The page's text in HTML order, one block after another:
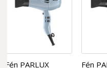
Fén PARLUX
Fén